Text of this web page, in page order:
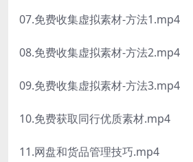
07.免费收集虚拟素材-方法1.mp4
08.免费收集虚拟素材-方法2.mp4
09.免费收集虚拟素材-方法3.mp4
10.免费获取同行优质素材.mp4
11.网盘和货品管理技巧.mp4